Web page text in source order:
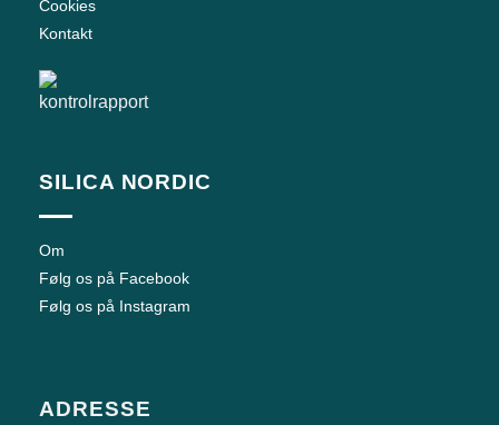
Cookies
Kontakt
SILICA NORDIC
Om
Følg os på Facebook
Følg os på Instagram
ADRESSE